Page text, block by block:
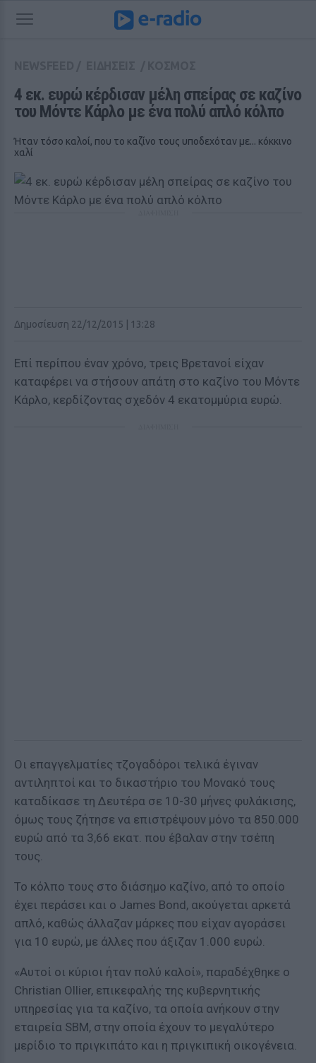
4 εκ. ευρώ κέρδισαν μέλη σπείρας σε καζίνο
του Μόντε Κάρλο με ένα πολύ απλό κόλπο
Ήταν τόσο καλοί, που το καζίνο τους υποδεχόταν με... κόκκινο
χαλί
Δημοσίευση 22/12/2015 | 13:28
Επί περίπου έναν χρόνο, τρεις Βρετανοί είχαν
καταφέρει να στήσουν απάτη στο καζίνο του Μόντε
Κάρλο, κερδίζοντας σχεδόν 4 εκατομμύρια ευρώ.
Οι επαγγελματίες τζογαδόροι τελικά έγιναν
αντιληπτοί και το δικαστήριο του Μονακό τους
καταδίκασε τη Δευτέρα σε 10-30 μήνες φυλάκισης,
όμως τους ζήτησε να επιστρέψουν μόνο τα 850.000
ευρώ από τα 3,66 εκατ. που έβαλαν στην τσέπη
τους.
Το κόλπο τους στο διάσημο καζίνο, από το οποίο
έχει περάσει και ο James Bond, ακούγεται αρκετά
απλό, καθώς άλλαζαν μάρκες που είχαν αγοράσει
για 10 ευρώ, με άλλες που άξιζαν 1.000 ευρώ.
«Αυτοί οι κύριοι ήταν πολύ καλοί», παραδέχθηκε ο
Christian Ollier, επικεφαλής της κυβερνητικής
υπηρεσίας για τα καζίνο, τα οποία ανήκουν στην
εταιρεία SBM, στην οποία έχουν το μεγαλύτερο
μερίδιο το πριγκιπάτο και η πριγκιπική οικογένεια.